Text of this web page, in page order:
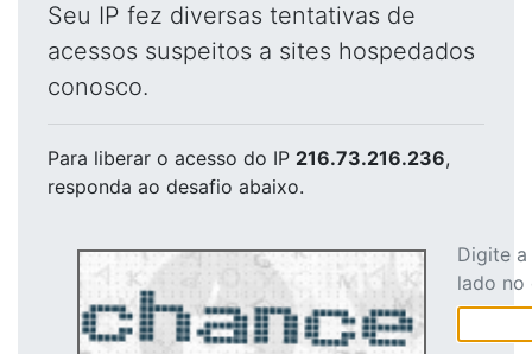
Seu IP fez diversas tentativas de
acessos suspeitos a sites hospedados
conosco.
Para liberar o acesso do IP 216.73.216.236,
responda ao desafio abaixo.
Digite
lado no